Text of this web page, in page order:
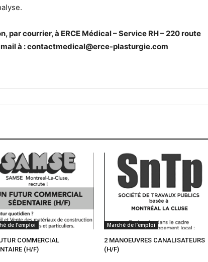
courrier, à ERCE Médical – Service RH – 220 route
à :contactmedical@erce-plasturgie.com
de l’emploi
COMMERCIAL
(H/F)
Marché de l’emploi
2 MANOEUVRES CANALISATEURS
(H/F)